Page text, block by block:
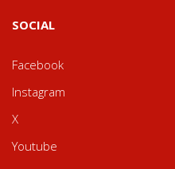
SOCIAL
Facebook
Instagram
X
Youtube